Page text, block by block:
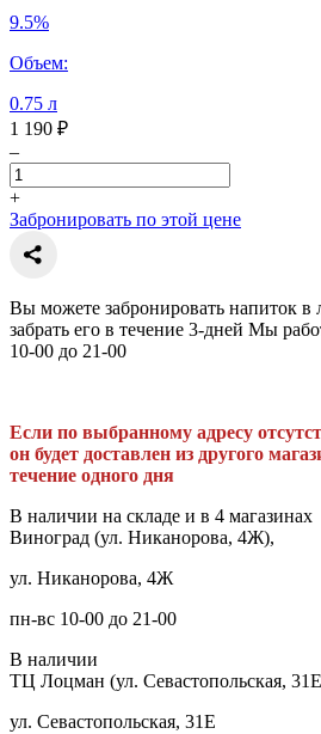
9.5%
Объем:
0.75 л
1 190 ₽
–
+
Забронировать по этой цене
Вы можете забронировать напиток
забрать его в течение 3-дней Мы
10-00 до 21-00
Если по выбранному адресу
он будет доставлен из другого
течение одного дня
В наличии на складе и в 4 магазинах
Виноград (ул. Никанорова, 4Ж),
ул. Никанорова, 4Ж
пн-вс 10-00 до 21-00
В наличии
ТЦ Лоцман (ул. Севастопольская,
ул. Севастопольская, 31Е